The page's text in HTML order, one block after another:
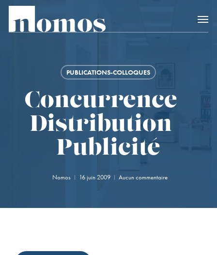
Skip
main
Accès rapide
PUBLICATIONS-COLLOQUES
Concurrence –
Distribution –
Publicité
Nomos 16 juin 2009 Aucun commentaire